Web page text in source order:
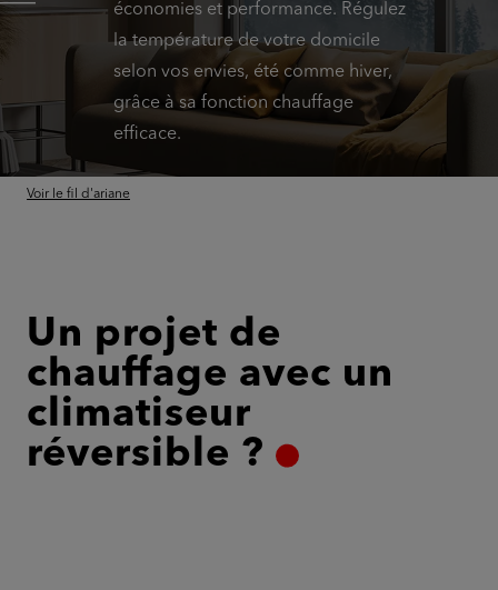
économies et performance. Régulez
la température de votre domicile
selon vos envies, été comme hiver,
grâce à sa fonction chauffage
efficace.
Voir le fil d'ariane
Un projet de
chauffage avec un
climatiseur
réversible ?